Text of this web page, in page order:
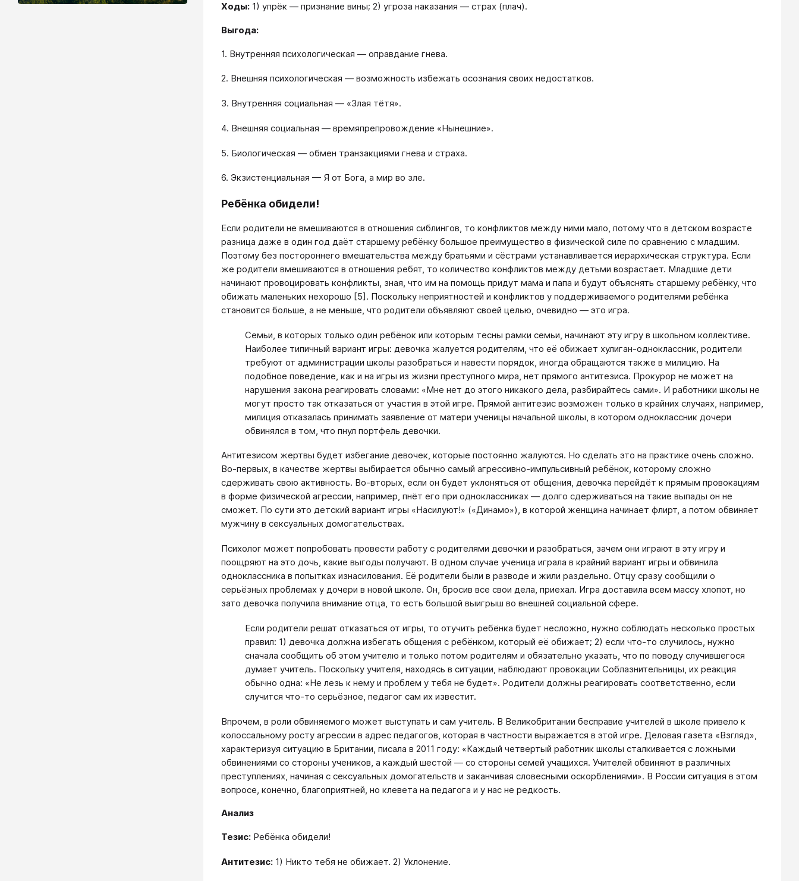
Ходы: 1) упрёк — признание вины; 2) угроза наказания — страх (плач).
Выгода:
1. Внутренняя психологическая — оправдание гнева.
2. Внешняя психологическая — возможность избежать осознания своих недостатков.
3. Внутренняя социальная — «Злая тётя».
4. Внешняя социальная — времяпрепровождение «Нынешние».
5. Биологическая — обмен транзакциями гнева и страха.
6. Экзистенциальная — Я от Бога, а мир во зле.
Ребёнка обидели!
Если родители не вмешиваются в отношения сиблингов, то конфликтов между ними мало, потому что в детском возрасте
разница даже в один год даёт старшему ребёнку большое преимущество в физической силе по сравнению с младшим.
Поэтому без постороннего вмешательства между братьями и сёстрами устанавливается иерархическая структура. Если
же родители вмешиваются в отношения ребят, то количество конфликтов между детьми возрастает. Младшие дети
начинают провоцировать конфликты, зная, что им на помощь придут мама и папа и будут объяснять старшему ребёнку, что
обижать маленьких нехорошо [5]. Поскольку неприятностей и конфликтов у поддерживаемого родителями ребёнка
становится больше, а не меньше, что родители объявляют своей целью, очевидно — это игра.
Семьи, в которых только один ребёнок или которым тесны рамки семьи, начинают эту игру в школьном коллективе.
Наиболее типичный вариант игры: девочка жалуется родителям, что её обижает хулиган-одноклассник, родители
требуют от администрации школы разобраться и навести порядок, иногда обращаются также в милицию. На
подобное поведение, как и на игры из жизни преступного мира, нет прямого антитезиса. Прокурор не может на
нарушения закона реагировать словами: «Мне нет до этого никакого дела, разбирайтесь сами». И работники школы не
могут просто так отказаться от участия в этой игре. Прямой антитезис возможен только в крайних случаях, например,
милиция отказалась принимать заявление от матери ученицы начальной школы, в котором одноклассник дочери
обвинялся в том, что пнул портфель девочки.
Антитезисом жертвы будет избегание девочек, которые постоянно жалуются. Но сделать это на практике очень сложно.
Во-первых, в качестве жертвы выбирается обычно самый агрессивно-импульсивный ребёнок, которому сложно
сдерживать свою активность. Во-вторых, если он будет уклоняться от общения, девочка перейдёт к прямым провокациям
в форме физической агрессии, например, пнёт его при одноклассниках — долго сдерживаться на такие выпады он не
сможет. По сути это детский вариант игры «Насилуют!» («Динамо»), в которой женщина начинает флирт, а потом обвиняет
мужчину в сексуальных домогательствах.
Психолог может попробовать провести работу с родителями девочки и разобраться, зачем они играют в эту игру и
поощряют на это дочь, какие выгоды получают. В одном случае ученица играла в крайний вариант игры и обвинила
одноклассника в попытках изнасилования. Её родители были в разводе и жили раздельно. Отцу сразу сообщили о
серьёзных проблемах у дочери в новой школе. Он, бросив все свои дела, приехал. Игра доставила всем массу хлопот, но
зато девочка получила внимание отца, то есть большой выигрыш во внешней социальной сфере.
Если родители решат отказаться от игры, то отучить ребёнка будет несложно, нужно соблюдать несколько простых
правил: 1) девочка должна избегать общения с ребёнком, который её обижает; 2) если что-то случилось, нужно
сначала сообщить об этом учителю и только потом родителям и обязательно указать, что по поводу случившегося
думает учитель. Поскольку учителя, находясь в ситуации, наблюдают провокации Соблазнительницы, их реакция
обычно одна: «Не лезь к нему и проблем у тебя не будет». Родители должны реагировать соответственно, если
случится что-то серьёзное, педагог сам их известит.
Впрочем, в роли обвиняемого может выступать и сам учитель. В Великобритании бесправие учителей в школе привело к
колоссальному росту агрессии в адрес педагогов, которая в частности выражается в этой игре. Деловая газета «Взгляд»,
характеризуя ситуацию в Британии, писала в 2011 году: «Каждый четвертый работник школы сталкивается с ложными
обвинениями со стороны учеников, а каждый шестой — со стороны семей учащихся. Учителей обвиняют в различных
преступлениях, начиная с сексуальных домогательств и заканчивая словесными оскорблениями». В России ситуация в этом
вопросе, конечно, благоприятней, но клевета на педагога и у нас не редкость.
Анализ
Тезис: Ребёнка обидели!
Антитезис: 1) Никто тебя не обижает. 2) Уклонение.